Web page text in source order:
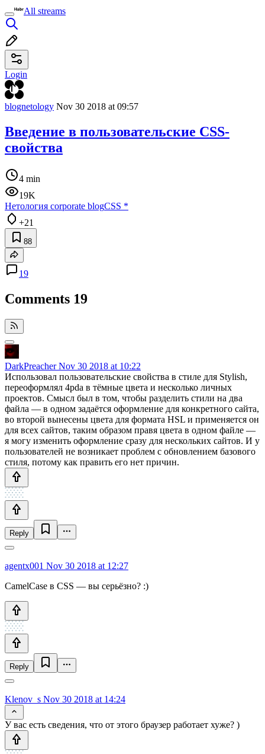
All streams
Login
blognetology Nov 30 2018 at 09:57
Введение в пользовательские CSS-
свойства
4 min
19K
Нетология corporate blogCSS *
+21
88
19
Comments 19
DarkPreacherNov 30 2018 at 10:22
Использовал пользовательские свойства в стиле для Stylish,
переоформлял 4pda в тёмные цвета и несколько личных
проектов. Смысл был в том, чтобы разделить стили на два
файла — в одном задаётся оформление для конкретного сайта,
во второй вынесены цвета для формата HSL и применяется он
для всех сайтов, таким образом правя цвета в одном файле —
я могу изменить оформление сразу для нескольких сайтов. И у
пользователей не возникает проблем с обновлением базового
стиля, потому как править его нет причин.
Reply
agentx001 Nov 30 2018 at 12:27
CamelCase в CSS — вы серьёзно? :)
Reply
Klenov_s Nov 30 2018 at 14:24
У вас есть сведения, что от этого браузер работает хуже? )